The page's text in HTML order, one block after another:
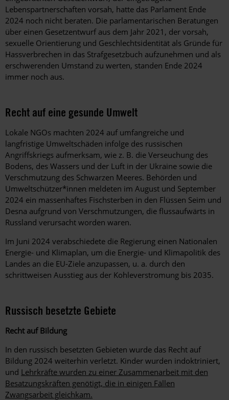
Lebenspartnerschaften vorsah, hatte das Parlament Ende
2024 noch nicht beraten. Die parlamentarischen Beratungen
über einen Gesetzentwurf aus dem Jahr 2021, der vorsah,
sexuelle Orientierung und Geschlechtsidentität als Gründe für
Hassverbrechen in das Strafgesetzbuch aufzunehmen und als
erschwerenden Umstand zu werten, standen Ende 2024
immer noch aus.
Recht auf eine gesunde Umwelt
Lokale NGOs machten 2024 auf umfangreiche und
langfristige Umweltschäden infolge des russischen
Angriffskriegs aufmerksam, wie z. B. die Verseuchung des
Bodens, des Wassers und der Luft in der Ukraine sowie die
Verschmutzung des Schwarzen Meeres. Behörden und
Umweltschützer*innen meldeten im August und September
2024 ein massenhaftes Fischsterben in den Flüssen Seim und
Desna aufgrund von Verschmutzungen, die flussaufwärts in
Russland verursacht worden waren.
Im Juni 2024 verabschiedete die Regierung einen Nationalen
Energie- und Klimaplan, um die Energie- und Klimapolitik des
Landes an die EU-Ziele anzupassen, u. a. durch den
schrittweisen Ausstieg aus der Kohleverstromung bis 2035.
Russisch besetzte Gebiete
Recht auf Bildung
In den russisch besetzten Gebieten wurde das Recht auf
Bildung 2024 weiterhin verletzt. Kinder wurden indoktriniert,
und Lehrkräfte wurden zu einer Zusammenarbeit mit den
Besatzungskräften genötigt, die in einigen Fällen
Zwangsarbeit gleichkam.